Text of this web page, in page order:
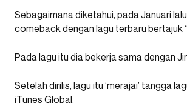
Sebagaimana diketahui, pada Januari
comeback dengan lagu terbaru bertajuk
Pada lagu itu dia bekerja sama dengan
Setelah dirilis, lagu itu ‘merajai’ tangga
iTunes Global.